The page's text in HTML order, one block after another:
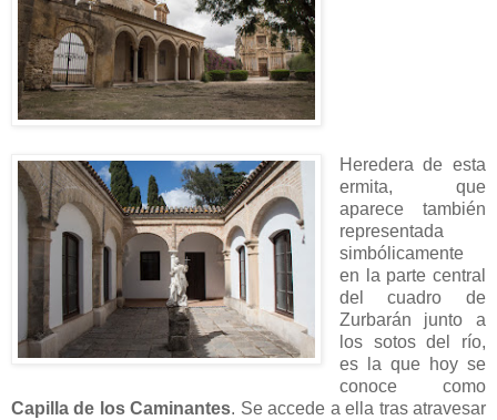
Heredera de esta
ermita, que
aparece también
representada
simbólicamente
en la parte central
del cuadro de
Zurbarán junto a
los sotos del río,
es la que hoy se
conoce como
Capilla de los Caminantes. Se accede a ella tras atravesar